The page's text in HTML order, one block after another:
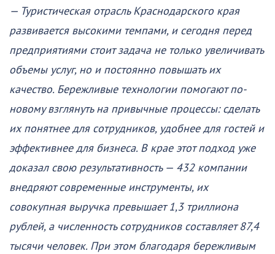
— Туристическая отрасль Краснодарского края
развивается высокими темпами, и сегодня перед
предприятиями стоит задача не только увеличивать
объемы услуг, но и постоянно повышать их
качество. Бережливые технологии помогают по-
новому взглянуть на привычные процессы: сделать
их понятнее для сотрудников, удобнее для гостей и
эффективнее для бизнеса. В крае этот подход уже
доказал свою результативность — 432 компании
внедряют современные инструменты, их
совокупная выручка превышает 1,3 триллиона
рублей, а численность сотрудников составляет 87,4
тысячи человек. При этом благодаря бережливым